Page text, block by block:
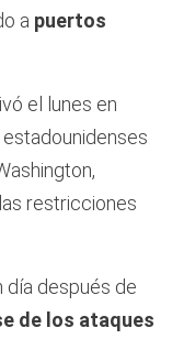
a puertos
el lunes en
restricciones
día después de
de los ataques